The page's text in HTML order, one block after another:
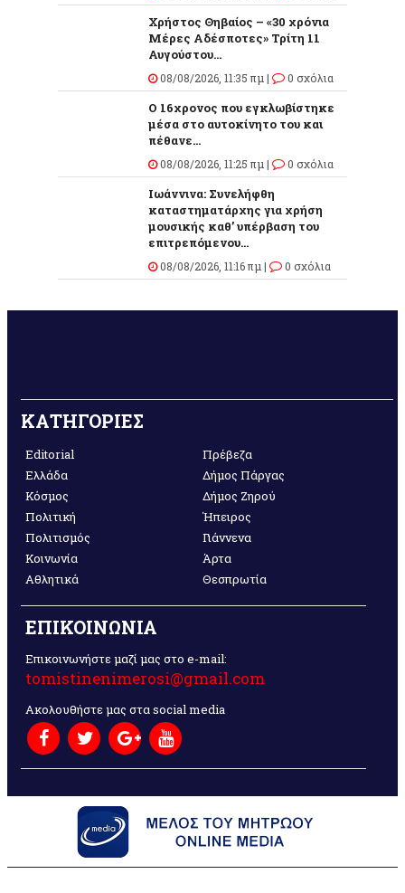
Χρήστος Θηβαίος – «30 χρόνια
Μέρες Αδέσποτες» Τρίτη 11
Αυγούστου...
08/08/2026, 11:35 πμ | 0 σχόλια
O 16χρονος που εγκλωβίστηκε
μέσα στο αυτοκίνητο του και
πέθανε...
08/08/2026, 11:25 πμ | 0 σχόλια
Ιωάννινα: Συνελήφθη
καταστηματάρχης για χρήση
μουσικής καθ’ υπέρβαση του
επιτρεπόμενου...
08/08/2026, 11:16 πμ | 0 σχόλια
ΚΑΤΗΓΟΡΙΕΣ
Editorial
Ελλάδα
Κόσμος
Πολιτική
Πολιτισμός
Κοινωνία
Αθλητικά
Πρέβεζα
Δήμος Πάργας
Δήμος Ζηρού
Ήπειρος
Γιάννενα
Άρτα
Θεσπρωτία
ΕΠΙΚΟΙΝΩΝΙΑ
Επικοινωνήστε μαζί μας στο e-mail:
tomistinenimerosi@gmail.com
Ακολουθήστε μας στα social media